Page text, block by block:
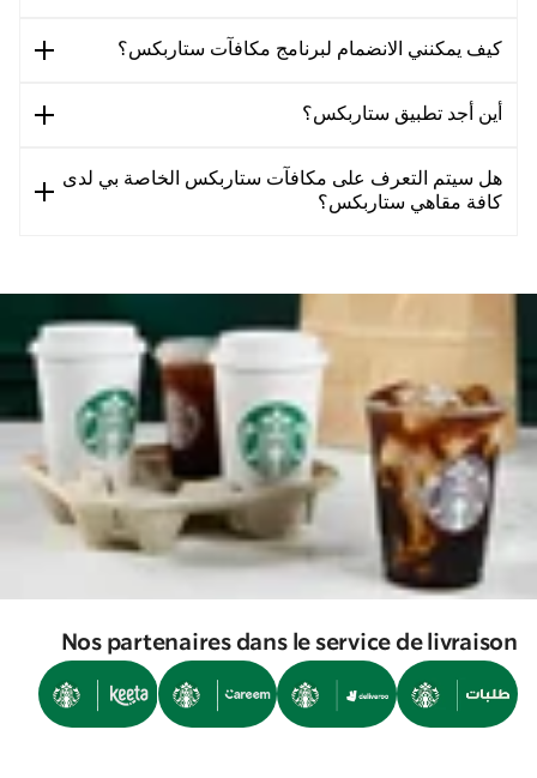
كيف يمكنني الانضمام لبرنامج مكافآت ستاربكس؟
أين أجد تطبيق ستاربكس؟
هل سيتم التعرف على مكافآت ستاربكس الخاصة بي لدى
كافة مقاهي ستاربكس؟
Nos partenaires dans le service de livraison